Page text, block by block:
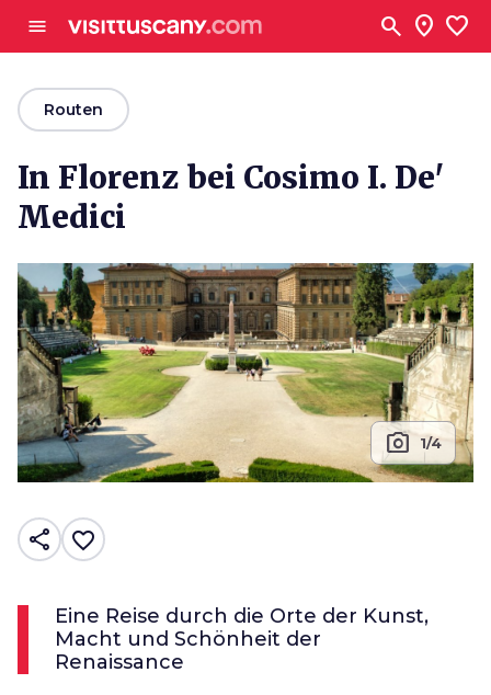
menu search location_on favorite
arrow_backRouten
In Florenz bei Cosimo I. De'
Medici
photo_camera 1/4
share favorite_border
Eine Reise durch die Orte der Kunst,
Macht und Schönheit der
Renaissance